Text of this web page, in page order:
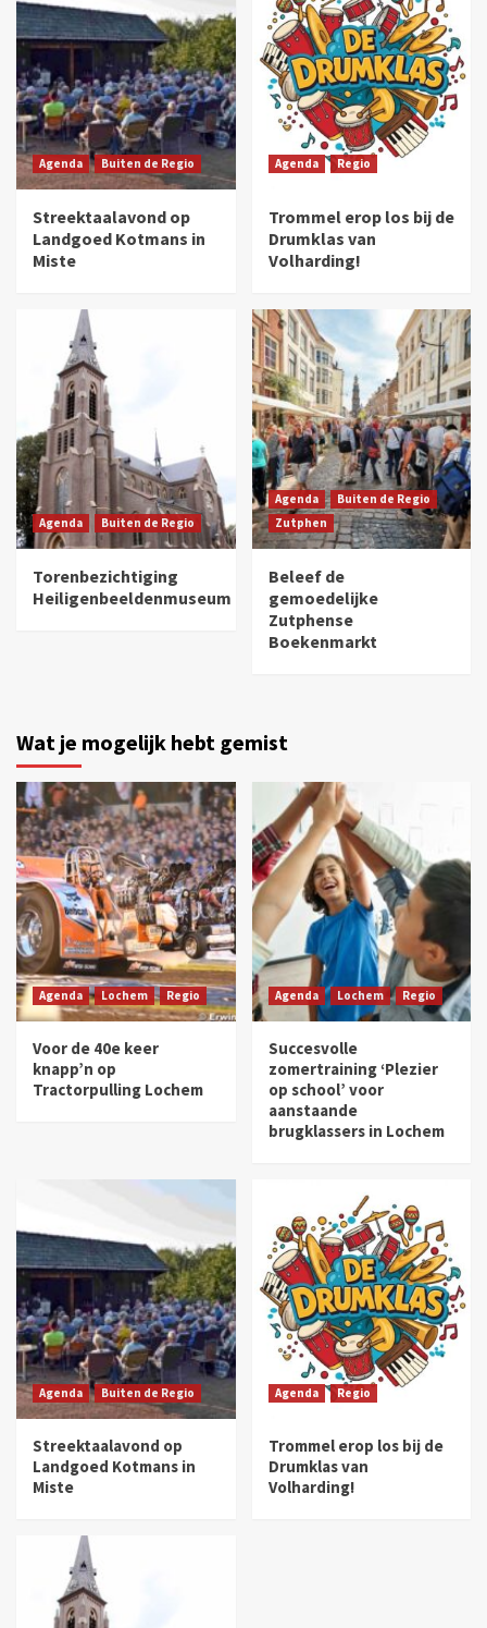
Agenda Buiten de Regio
Streektaalavond op
Landgoed Kotmans in
Miste
Agenda Regio
Trommel erop los bij de
Drumklas van
Volharding!
Agenda Buiten de Regio
Torenbezichtiging
Heiligenbeeldenmuseum
Agenda
Buiten de Regio
Zutphen
Beleef de
gemoedelijke
Zutphense
Boekenmarkt
Wat je mogelijk hebt gemist
Agenda Lochem Regio
Voor de 40e keer
knapp’n op
Tractorpulling Lochem
Agenda Lochem Regio
Succesvolle
zomertraining ‘Plezier
op school’ voor
aanstaande
brugklassers in Lochem
Agenda Buiten de Regio
Streektaalavond op
Landgoed Kotmans in
Miste
Agenda Regio
Trommel erop los bij de
Drumklas van
Volharding!